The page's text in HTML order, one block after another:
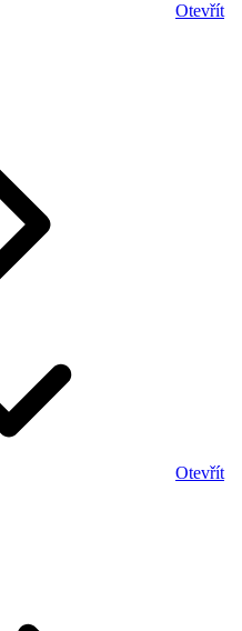
Otevřít
Otevřít